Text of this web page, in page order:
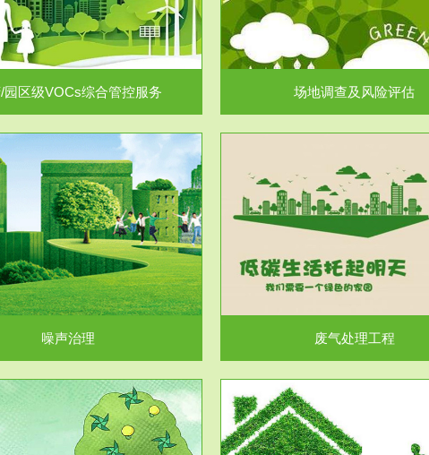
园区级VOCs综合管控服务
企业委托，对于拟关停搬迁和拟变更土
地利用方式或者土地使...
场地调查及风险评估
噪声治理
服务范围
废气处理工程
废气处理工程
服务范围
水处理工程
服务范围 服务范围